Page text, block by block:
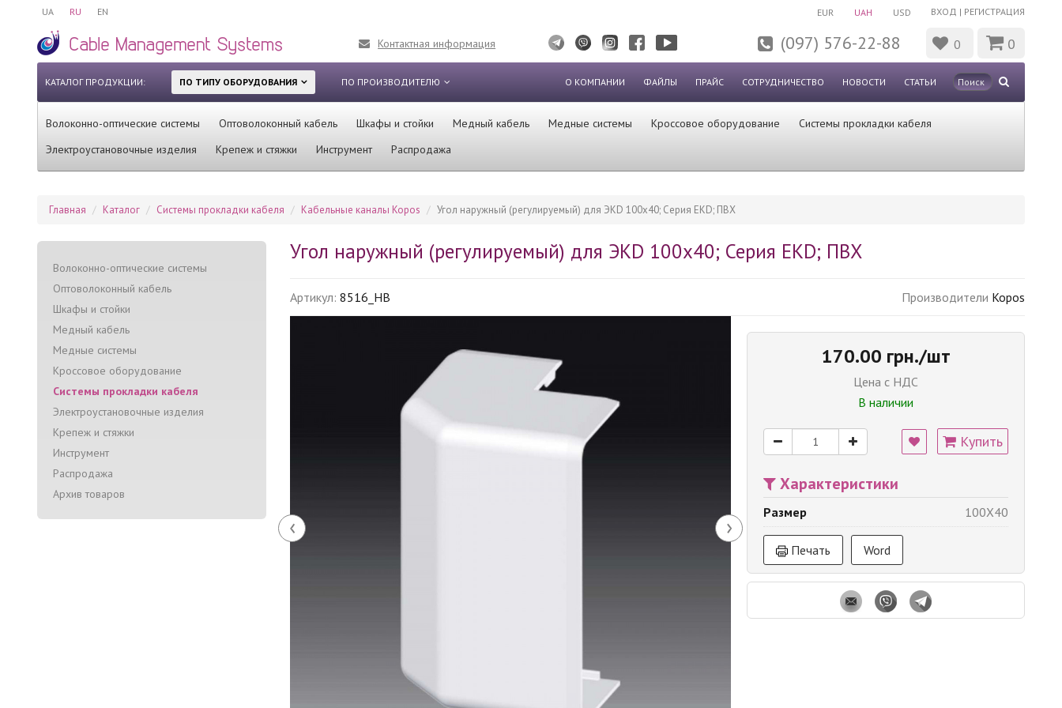
UA RU EN ВХОД | РЕГИСТРАЦИЯ
EUR UAH USD
Контактная информация (097) 576-22-88 0 0
КАТАЛОГ ПРОДУКЦИИ: ПО ТИПУ ОБОРУДОВАНИЯ ПО ПРОИЗВОДИТЕЛЮ О КОМПАНИИ ФАЙЛЫ ПРАЙС СОТРУДНИЧЕСТВО НОВОСТИ СТАТЬИ
Волоконно-оптические системы Оптоволоконный кабель Шкафы и стойки Медный кабель Медные системы Кроссовое оборудование
Системы прокладки кабеля
Электроустановочные изделия
Крепеж и стяжки Инструмент Распродажа
Главная Каталог Системы прокладки кабеля Кабельные каналы Kopos Угол наружный (регулируемый) для ЭКD 100х40; Серия EKD; ПВХ
Волоконно-оптические системы
Оптоволоконный кабель
Шкафы и стойки
Медный кабель
Медные системы
Кроссовое оборудование
Системы прокладки кабеля
Электроустановочные изделия
Крепеж и стяжки
Инструмент
Распродажа
Архив товаров
Угол наружный (регулируемый) для ЭКD 100х40; Серия EKD; ПВХ
Артикул: 8516_HB Производители Kopos
‹ ›
170.00 грн./шт
Цена с НДС
В наличии
Купить
Характеристики
Размер 100X40
Печать Word